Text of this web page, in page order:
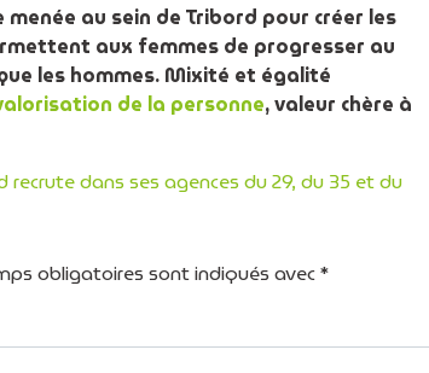
au sein de Tribord pour créer les
aux femmes de progresser au
les hommes. Mixité et égalité
de la personne, valeur chère à
recrute dans ses agences du 29, du 35 et du
obligatoires sont indiqués avec*